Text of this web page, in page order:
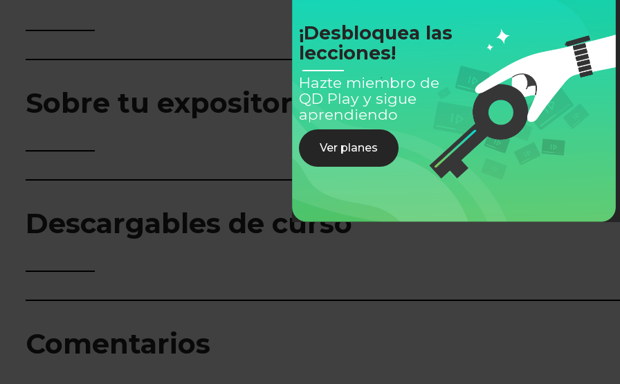
¡Desbloquea las
lecciones!
Hazte miembro de
QD Play y sigue
aprendiendo
Ver planes
Sobre tu expositor
Descargables de curso
Comentarios